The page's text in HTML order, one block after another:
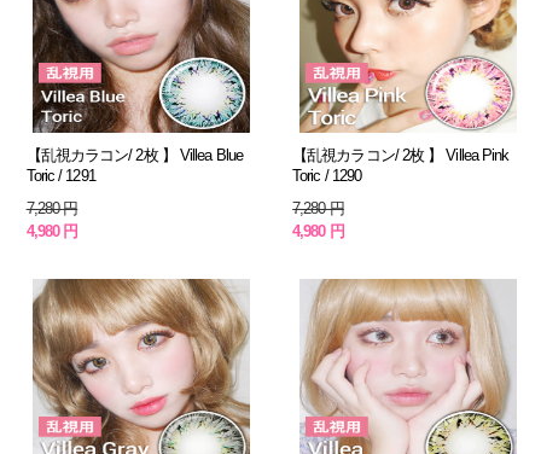
【乱視カラコン/ 2枚 】 Villea Blue
Toric / 1291
7,280 円
4,980 円
【乱視カラコン/ 2枚 】 Villea Pink
Toric / 1290
7,280 円
4,980 円